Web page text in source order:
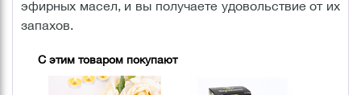
эфирных масел, и вы получаете удовольствие от их
запахов.
С этим товаром покупают